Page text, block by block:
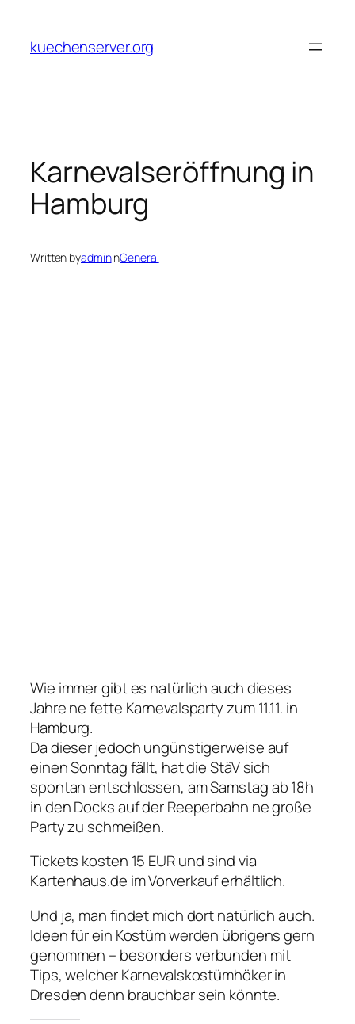
content
kuechenserver.org
Karnevalseröffnung in
Hamburg
Written byadmininGeneral
Wie immer gibt es natürlich auch dieses
Jahre ne fette Karnevalsparty zum 11.11. in
Hamburg.
Da dieser jedoch ungünstigerweise auf
einen Sonntag fällt, hat die StäV sich
spontan entschlossen, am Samstag ab 18h
in den Docks auf der Reeperbahn ne große
Party zu schmeißen.
Tickets kosten 15 EUR und sind via
Kartenhaus.de im Vorverkauf erhältlich.
Und ja, man findet mich dort natürlich auch.
Ideen für ein Kostüm werden übrigens gern
genommen – besonders verbunden mit
Tips, welcher Karnevalskostümhöker in
Dresden denn brauchbar sein könnte.